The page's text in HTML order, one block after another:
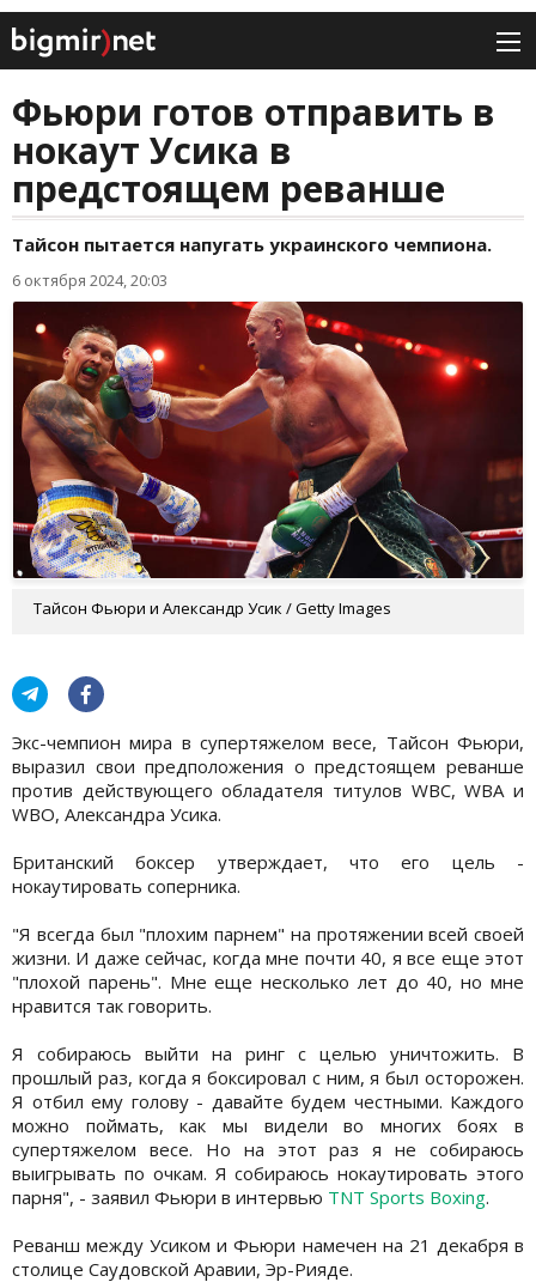
Фьюри готов отправить в
нокаут Усика в
предстоящем реванше
Тайсон пытается напугать украинского чемпиона.
6 октября 2024, 20:03
Тайсон Фьюри и Александр Усик / Getty Images
Экс-чемпион мира в супертяжелом весе, Тайсон Фьюри,
выразил свои предположения о предстоящем реванше
против действующего обладателя титулов WBC, WBA и
WBO, Александра Усика.
Британский боксер утверждает, что его цель -
нокаутировать соперника.
"Я всегда был "плохим парнем" на протяжении всей своей
жизни. И даже сейчас, когда мне почти 40, я все еще этот
"плохой парень". Мне еще несколько лет до 40, но мне
нравится так говорить.
Я собираюсь выйти на ринг с целью уничтожить. В
прошлый раз, когда я боксировал с ним, я был осторожен.
Я отбил ему голову - давайте будем честными. Каждого
можно поймать, как мы видели во многих боях в
супертяжелом весе. Но на этот раз я не собираюсь
выигрывать по очкам. Я собираюсь нокаутировать этого
парня", - заявил Фьюри в интервью TNT Sports Boxing.
Реванш между Усиком и Фьюри намечен на 21 декабря в
столице Саудовской Аравии, Эр-Рияде.